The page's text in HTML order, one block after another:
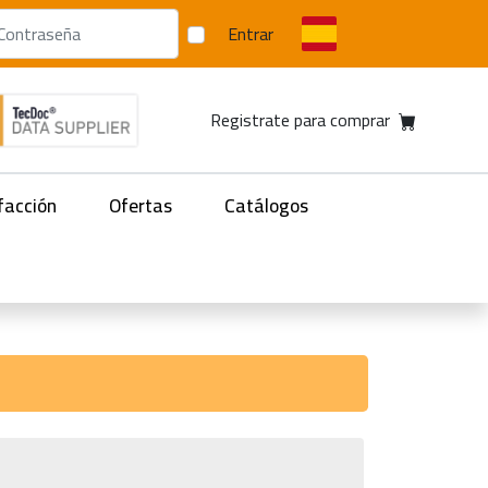
Entrar
Registrate para comprar
Ofertas
Catálogos